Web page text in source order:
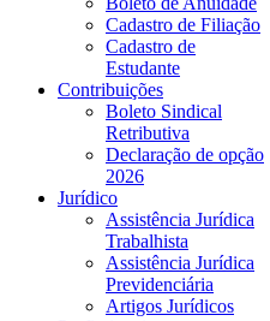
Cadastro de Filiação
Cadastro de
Estudante
Contribuições
Boleto Sindical
Retributiva
Declaração de opção
2026
Jurídico
Assistência Jurídica
Trabalhista
Assistência Jurídica
Previdenciária
Artigos Jurídicos